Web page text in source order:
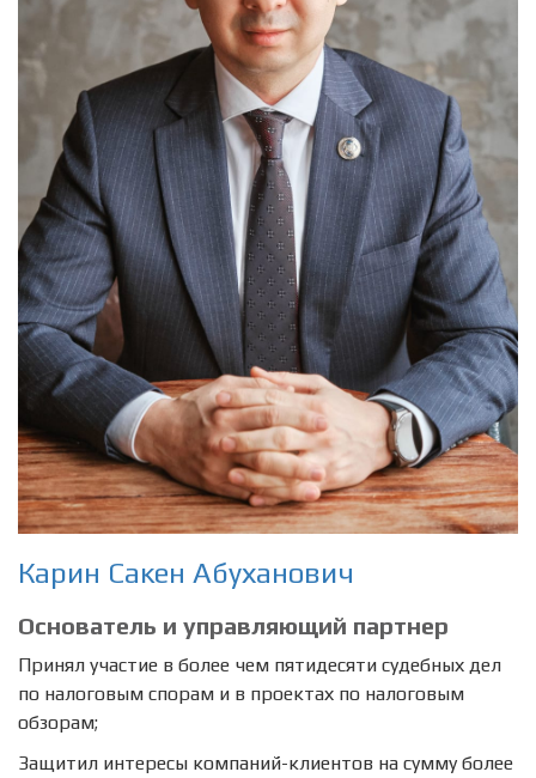
Карин Сакен Абуханович
Основатель и управляющий партнер
Принял участие в более чем пятидесяти судебных дел
по налоговым спорам и в проектах по налоговым
обзорам;
Защитил интересы компаний-клиентов на сумму более